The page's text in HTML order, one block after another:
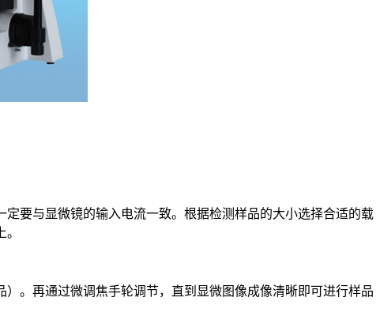
要与显微镜的输入电流一致。根据检测样品的大小选择合适的载
。再通过微调焦手轮调节，直到显微图像成像清晰即可进行样品